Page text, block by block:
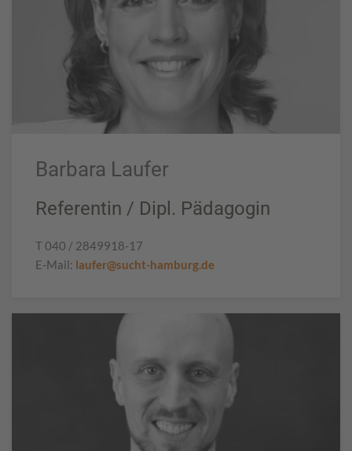
Barbara Laufer
Referentin / Dipl. Pädagogin
T 040 / 2849918-17
E-Mail: laufer@sucht-hamburg.de